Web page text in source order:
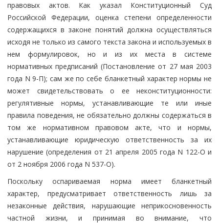
правовых актов. Как указал Конституционный Суд
Российской Федерации, оценка степени определенности
содержащихся в законе понятий должна осуществляться
исходя не только из самого текста закона и используемых в
нем формулировок, но и из их места в системе
нормативных предписаний (Постановление от 27 мая 2003
года N 9-П); сам же по себе бланкетный характер нормы не
может свидетельствовать о ее неконституционности:
регулятивные нормы, устанавливающие те или иные
правила поведения, не обязательно должны содержаться в
том же нормативном правовом акте, что и нормы,
устанавливающие юридическую ответственность за их
нарушение (определения от 21 апреля 2005 года N 122-О и
от 2 ноября 2006 года N 537-О).
Поскольку оспариваемая норма имеет бланкетный
характер, предусматривает ответственность лишь за
незаконные действия, нарушающие неприкосновенность
частной жизни, и принимая во внимание, что